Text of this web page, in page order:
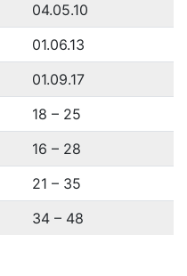
04.05.10
01.06.13
01.09.17
18 – 25
16 – 28
21 – 35
34 – 48